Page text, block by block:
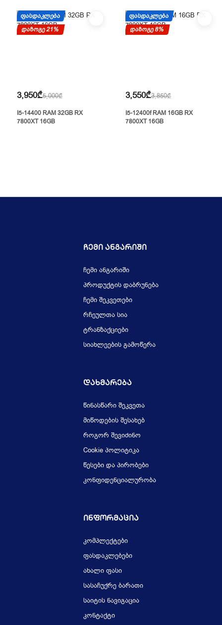
ᲤᲐᲡᲓᲐᲙᲚᲔᲑᲐ
დაზოგე 21%
3,950₾5,000₾
I5-14400 RAM 32GB RX
7800XT 16GB
ᲤᲐᲡᲓᲐᲙᲚᲔᲑᲐ
დაზოგე 8%
3,550₾3,850₾
I5-12400f RAM 16GB RX
7800XT 16GB
Ჩემი Ანგარიში
ჩემი ანგარიში
პროდუქტის დაბრუნება
ჩემი შეკვეთები
რჩეულთა სია
ტრანზაქციები
სიახლეების გამოწერა
Დახმარება
წინასწარი შეკვეთა
მიწოდების შესახებ
როგორ შევიძინო
Cookie პოლიტიკა
წესები და პირობები
კონფიდენციალურობა
Ინფორმაცია
კომპლექტები
ფასდაკლებები
ახალი ფასი
სასაჩუქრე ბარათი
საიტის ნავიგაცია
კონტაქტი